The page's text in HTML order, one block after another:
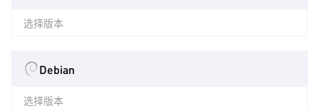
选择版本
Debian
选择版本